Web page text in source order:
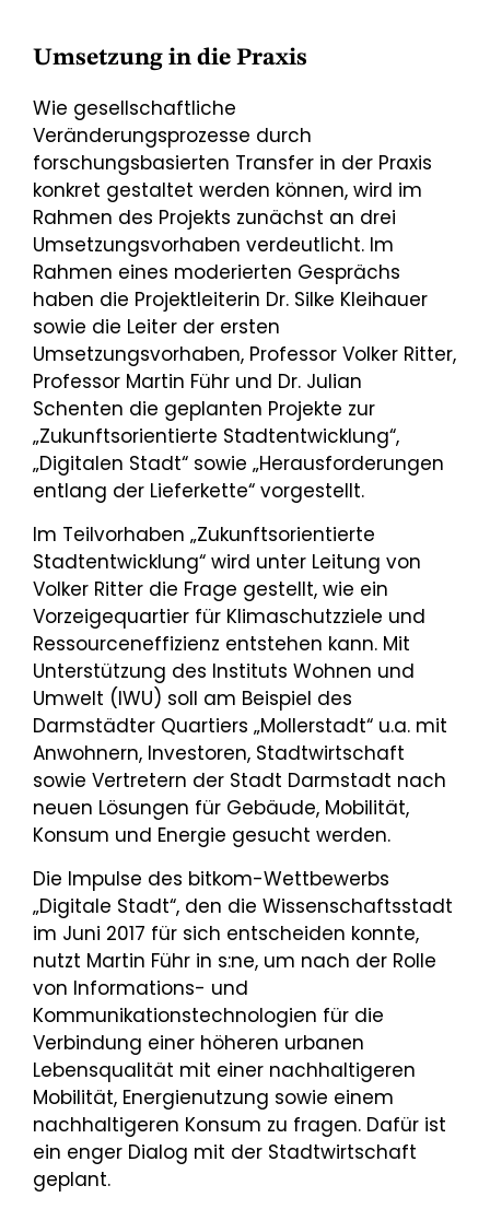
Umsetzung in die Praxis
Wie gesellschaftliche
Veränderungsprozesse durch
forschungsbasierten Transfer in der Praxis
konkret gestaltet werden können, wird im
Rahmen des Projekts zunächst an drei
Umsetzungsvorhaben verdeutlicht. Im
Rahmen eines moderierten Gesprächs
haben die Projektleiterin Dr. Silke Kleihauer
sowie die Leiter der ersten
Umsetzungsvorhaben, Professor Volker Ritter,
Professor Martin Führ und Dr. Julian
Schenten die geplanten Projekte zur
„Zukunftsorientierte Stadtentwicklung“,
„Digitalen Stadt“ sowie „Herausforderungen
entlang der Lieferkette“ vorgestellt.
Im Teilvorhaben „Zukunftsorientierte
Stadtentwicklung“ wird unter Leitung von
Volker Ritter die Frage gestellt, wie ein
Vorzeigequartier für Klimaschutzziele und
Ressourceneffizienz entstehen kann. Mit
Unterstützung des Instituts Wohnen und
Umwelt (IWU) soll am Beispiel des
Darmstädter Quartiers „Mollerstadt“ u.a. mit
Anwohnern, Investoren, Stadtwirtschaft
sowie Vertretern der Stadt Darmstadt nach
neuen Lösungen für Gebäude, Mobilität,
Konsum und Energie gesucht werden.
Die Impulse des bitkom-Wettbewerbs
„Digitale Stadt“, den die Wissenschaftsstadt
im Juni 2017 für sich entscheiden konnte,
nutzt Martin Führ in s:ne, um nach der Rolle
von Informations- und
Kommunikationstechnologien für die
Verbindung einer höheren urbanen
Lebensqualität mit einer nachhaltigeren
Mobilität, Energienutzung sowie einem
nachhaltigeren Konsum zu fragen. Dafür ist
ein enger Dialog mit der Stadtwirtschaft
geplant.